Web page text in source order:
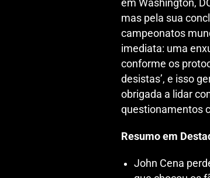
em Washington,
mas pela sua
campeonatos
imediata: uma
conforme os
desistas’, e isso
obrigada a lidar
questionamentos
Resumo em
John Cena